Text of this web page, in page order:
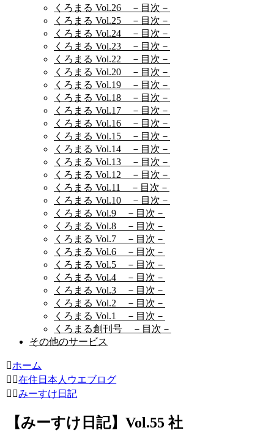
くろまる Vol.26 －目次－
くろまる Vol.25 －目次－
くろまる Vol.24 －目次－
くろまる Vol.23 －目次－
くろまる Vol.22 －目次－
くろまる Vol.20 －目次－
くろまる Vol.19 －目次－
くろまる Vol.18 －目次－
くろまる Vol.17 －目次－
くろまる Vol.16 －目次－
くろまる Vol.15 －目次－
くろまる Vol.14 －目次－
くろまる Vol.13 －目次－
くろまる Vol.12 －目次－
くろまる Vol.11 －目次－
くろまる Vol.10 －目次－
くろまる Vol.9 －目次－
くろまる Vol.8 －目次－
くろまる Vol.7 －目次－
くろまる Vol.6 －目次－
くろまる Vol.5 －目次－
くろまる Vol.4 －目次－
くろまる Vol.3 －目次－
くろまる Vol.2 －目次－
くろまる Vol.1 －目次－
くろまる創刊号 －目次－
その他のサービス
ホーム
在住日本人ウエブログ
みーすけ日記
【みーすけ日記】Vol.55 社